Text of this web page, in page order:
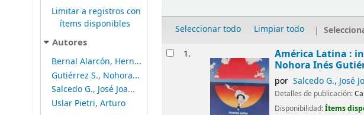
Limitar a registros con
ítems disponibles
Autores
Bernal Alarcón, Hern...
Gutiérrez S., Nohora...
Salcedo G., José Joa...
Uslar Pietri, Arturo
Seleccionar todo Limpiar todo
Resultados
1. América Latina :
Nohora Inés
por Salcedo G., José
Detalles de publicación:
Disponibilidad:Ítems